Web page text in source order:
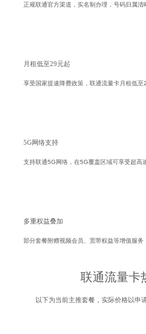
正规联通官方渠道，实名制办理，号码归属清
月租低至29元起
享受国家提速降费政策，联通流量卡月租低至
5G网络支持
支持联通5G网络，在5G覆盖区域可享受超高
多重权益叠加
部分套餐附赠视频会员、宽带权益等增值服务
联通流量卡
以下为当前主推套餐，实际价格以申